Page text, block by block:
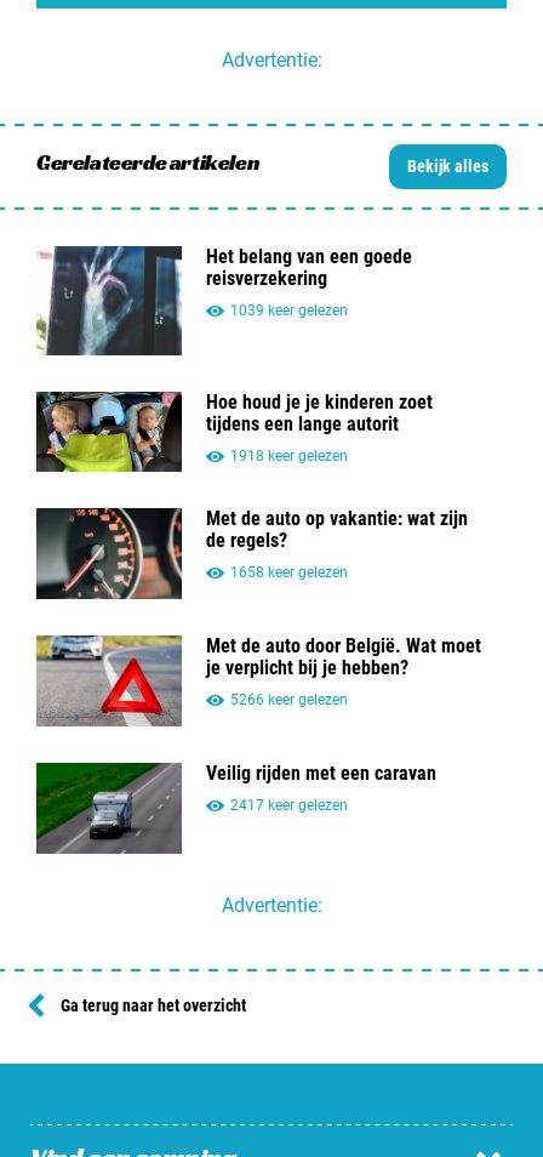
Advertentie:
Gerelateerde artikelen Bekijk alles
Het belang van een goede
reisverzekering
1039 keer gelezen
Hoe houd je je kinderen zoet
tijdens een lange autorit
1918 keer gelezen
Met de auto op vakantie: wat zijn
de regels?
1658 keer gelezen
Met de auto door België. Wat moet
je verplicht bij je hebben?
5266 keer gelezen
Veilig rijden met een caravan
2417 keer gelezen
Advertentie:
Ga terug naar het overzicht